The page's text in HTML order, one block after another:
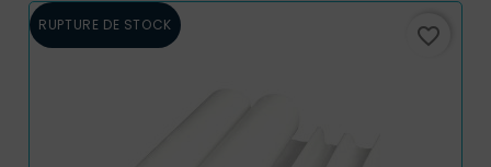
RUPTURE DE STOCK favorite_border